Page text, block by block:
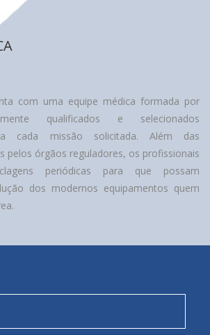
com uma equipe médica formada por
qualificados e selecionados
cada missão solicitada. Além das
pelos órgãos reguladores, os profissionais
periódicas para que possam
dos modernos equipamentos quem